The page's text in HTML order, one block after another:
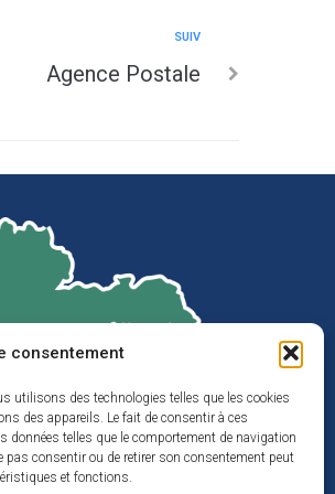
consentement
utilisons des technologies telles que les cookies
des appareils. Le fait de consentir à ces
données telles que le comportement de navigation
pas consentir ou de retirer son consentement peut
et fonctions.
SUIV
Agence Postale